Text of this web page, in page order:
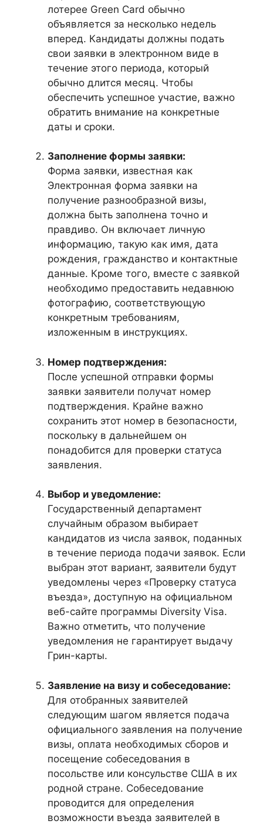
лотерее Green Card обычно
объявляется за несколько недель
вперед. Кандидаты должны подать
свои заявки в электронном виде в
течение этого периода, который
обычно длится месяц. Чтобы
обеспечить успешное участие, важно
обратить внимание на конкретные
даты и сроки.
Заполнение формы заявки:
Форма заявки, известная как
Электронная форма заявки на
получение разнообразной визы,
должна быть заполнена точно и
правдиво. Он включает личную
информацию, такую ​​как имя, дата
рождения, гражданство и контактные
данные. Кроме того, вместе с заявкой
необходимо предоставить недавнюю
фотографию, соответствующую
конкретным требованиям,
изложенным в инструкциях.
Номер подтверждения:
После успешной отправки формы
заявки заявители получат номер
подтверждения. Крайне важно
сохранить этот номер в безопасности,
поскольку в дальнейшем он
понадобится для проверки статуса
заявления.
Выбор и уведомление:
Государственный департамент
случайным образом выбирает
кандидатов из числа заявок, поданных
в течение периода подачи заявок. Если
выбран этот вариант, заявители будут
уведомлены через «Проверку статуса
въезда», доступную на официальном
веб-сайте программы Diversity Visa.
Важно отметить, что получение
уведомления не гарантирует выдачу
Грин-карты.
Заявление на визу и собеседование:
Для отобранных заявителей
следующим шагом является подача
официального заявления на получение
визы, оплата необходимых сборов и
посещение собеседования в
посольстве или консульстве США в их
родной стране. Собеседование
проводится для определения
возможности въезда заявителей в